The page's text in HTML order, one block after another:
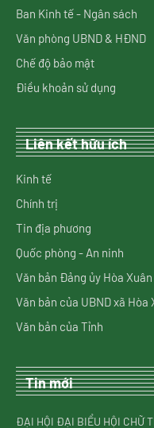
Ban Kinh tế - Ngân sách
Văn phòng UBND & HĐND
Chế độ bảo mật
Điều khoản sử dụng
Liên kết hữu ích
Kinh tế
Chính trị
Tin địa phương
Quốc phòng - An ninh
Văn bản Đảng ủy Hòa Xuân
Văn bản của UBND xã Hòa
Văn bản của Tỉnh
Tin mới
ĐẠI HỘI ĐẠI BIỂU HỘI CHỮ